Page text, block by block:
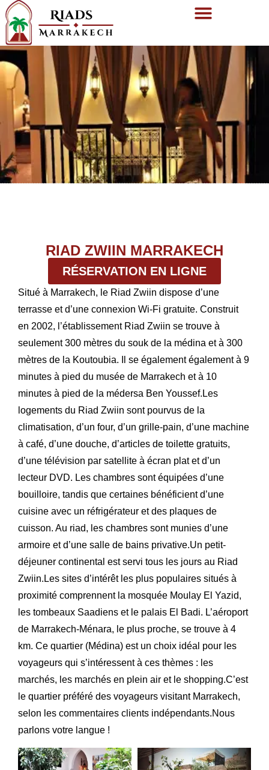
RIAD ZWIIN MARRAKECH
RÉSERVATION EN LIGNE
Situé à Marrakech, le Riad Zwiin dispose d’une
terrasse et d’une connexion Wi-Fi gratuite. Construit
en 2002, l’établissement Riad Zwiin se trouve à
seulement 300 mètres du souk de la médina et à 300
mètres de la Koutoubia. Il se également également à 9
minutes à pied du musée de Marrakech et à 10
minutes à pied de la médersa Ben Youssef.Les
logements du Riad Zwiin sont pourvus de la
climatisation, d’un four, d’un grille-pain, d’une machine
à café, d’une douche, d’articles de toilette gratuits,
d’une télévision par satellite à écran plat et d’un
lecteur DVD. Les chambres sont équipées d’une
bouilloire, tandis que certaines bénéficient d’une
cuisine avec un réfrigérateur et des plaques de
cuisson. Au riad, les chambres sont munies d’une
armoire et d’une salle de bains privative.Un petit-
déjeuner continental est servi tous les jours au Riad
Zwiin.Les sites d’intérêt les plus populaires situés à
proximité comprennent la mosquée Moulay El Yazid,
les tombeaux Saadiens et le palais El Badi. L’aéroport
de Marrakech-Ménara, le plus proche, se trouve à 4
km. Ce quartier (Médina) est un choix idéal pour les
voyageurs qui s’intéressent à ces thèmes : les
marchés, les marchés en plein air et le shopping.C’est
le quartier préféré des voyageurs visitant Marrakech,
selon les commentaires clients indépendants.Nous
parlons votre langue !